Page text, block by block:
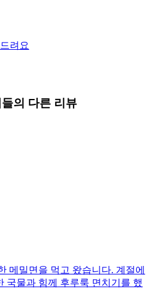
려요
의 다른 리뷰
메밀면을 먹고 왔습니다. 계절에
국물과 힘께 후루룩 면치기를 했